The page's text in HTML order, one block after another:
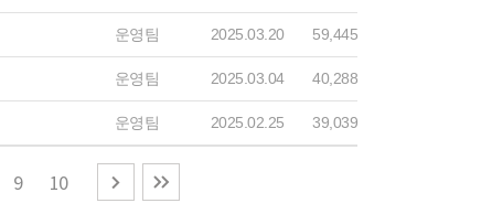
운영팀 2025.03.20 59,445
운영팀 2025.03.04 40,288
운영팀 2025.02.25 39,039
9 10